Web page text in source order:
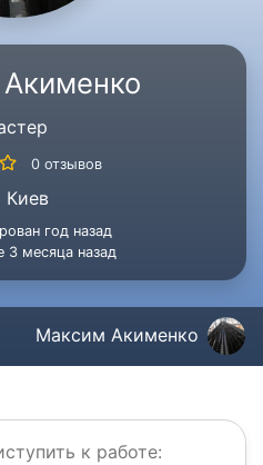
0 отзывов
Киев
год назад
3 месяца назад
Максим Акименко
к работе: